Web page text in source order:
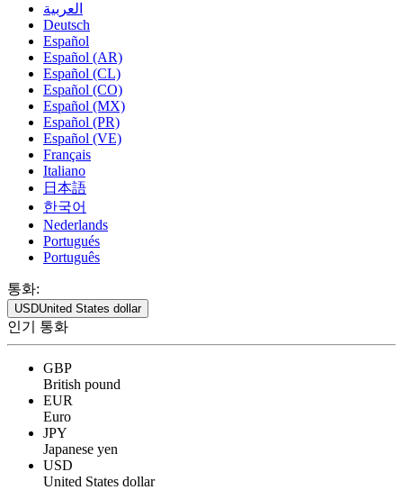
العربية
Deutsch
Español
Español (AR)
Español (CL)
Español (CO)
Español (MX)
Español (PR)
Español (VE)
Français
Italiano
日本語
한국어
Nederlands
Portugués
Português
통화:
USDUnited States dollar
인기 통화
GBP
British pound
EUR
Euro
JPY
Japanese yen
USD
United States dollar